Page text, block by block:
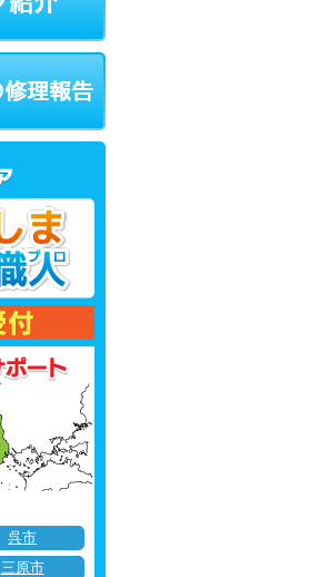
呉市
三原市